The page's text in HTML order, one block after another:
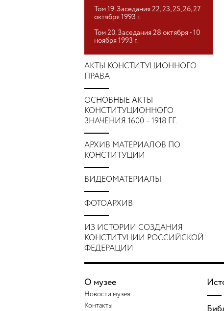
Том 19. Заседания 22, 23, 25, 26, 27
октября 1993 г.
Том 20. Заседания 28 октября - 10
ноября 1993 г.
АКТЫ КОНСТИТУЦИОННОГО
ПРАВА
ОСНОВНЫЕ АКТЫ
КОНСТИТУЦИОННОГО
ЗНАЧЕНИЯ 1600 – 1918 ГГ.
АРХИВ МАТЕРИАЛОВ ПО
КОНСТИТУЦИИ
ВИДЕОМАТЕРИАЛЫ
ФОТОАРХИВ
ИЗ ИСТОРИИ СОЗДАНИЯ
КОНСТИТУЦИИ РОССИЙСКОЙ
ФЕДЕРАЦИИ
О музее
Новости музея
Контакты